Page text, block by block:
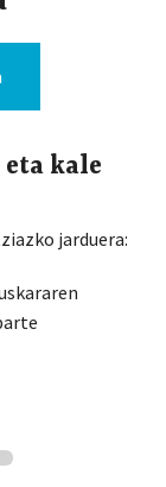
eta kale
jarduera: